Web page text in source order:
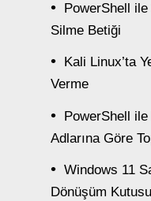
PowerShell
Silme Betiği
Kali Linux’ta
Verme
PowerShell
Adlarına Göre
Windows 11
Dönüşüm